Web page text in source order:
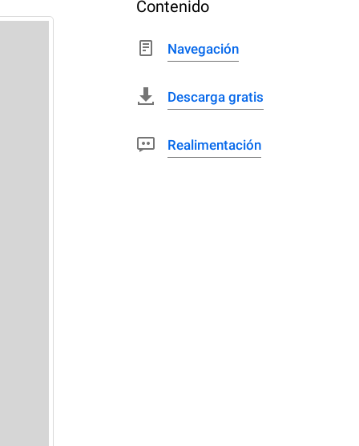
Contenido
Navegación
Descarga gratis
Realimentación